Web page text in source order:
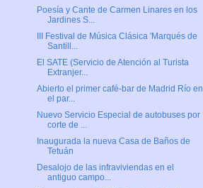
Poesía y Cante de Carmen Linares en los
Jardines S...
III Festival de Música Clásica 'Marqués de
Santill...
El SATE (Servicio de Atención al Turista
Extranjer...
Abierto el primer café-bar de Madrid Río en
el par...
Nuevo Servicio Especial de autobuses por
corte de ...
Inaugurada la nueva Casa de Baños de
Tetuán
Desalojo de las infraviviendas en el
antiguo campo...